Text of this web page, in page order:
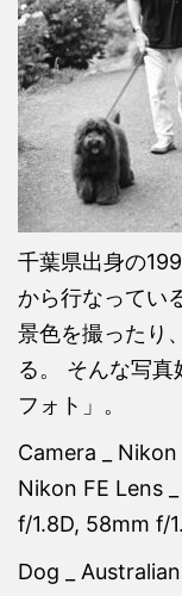
千葉県出身の
から行なってい
景色を撮ったり
る。 そんな写
フォト」。
Camera _
Nikon FE Lens
f/1.8D, 58mm f/
Dog _